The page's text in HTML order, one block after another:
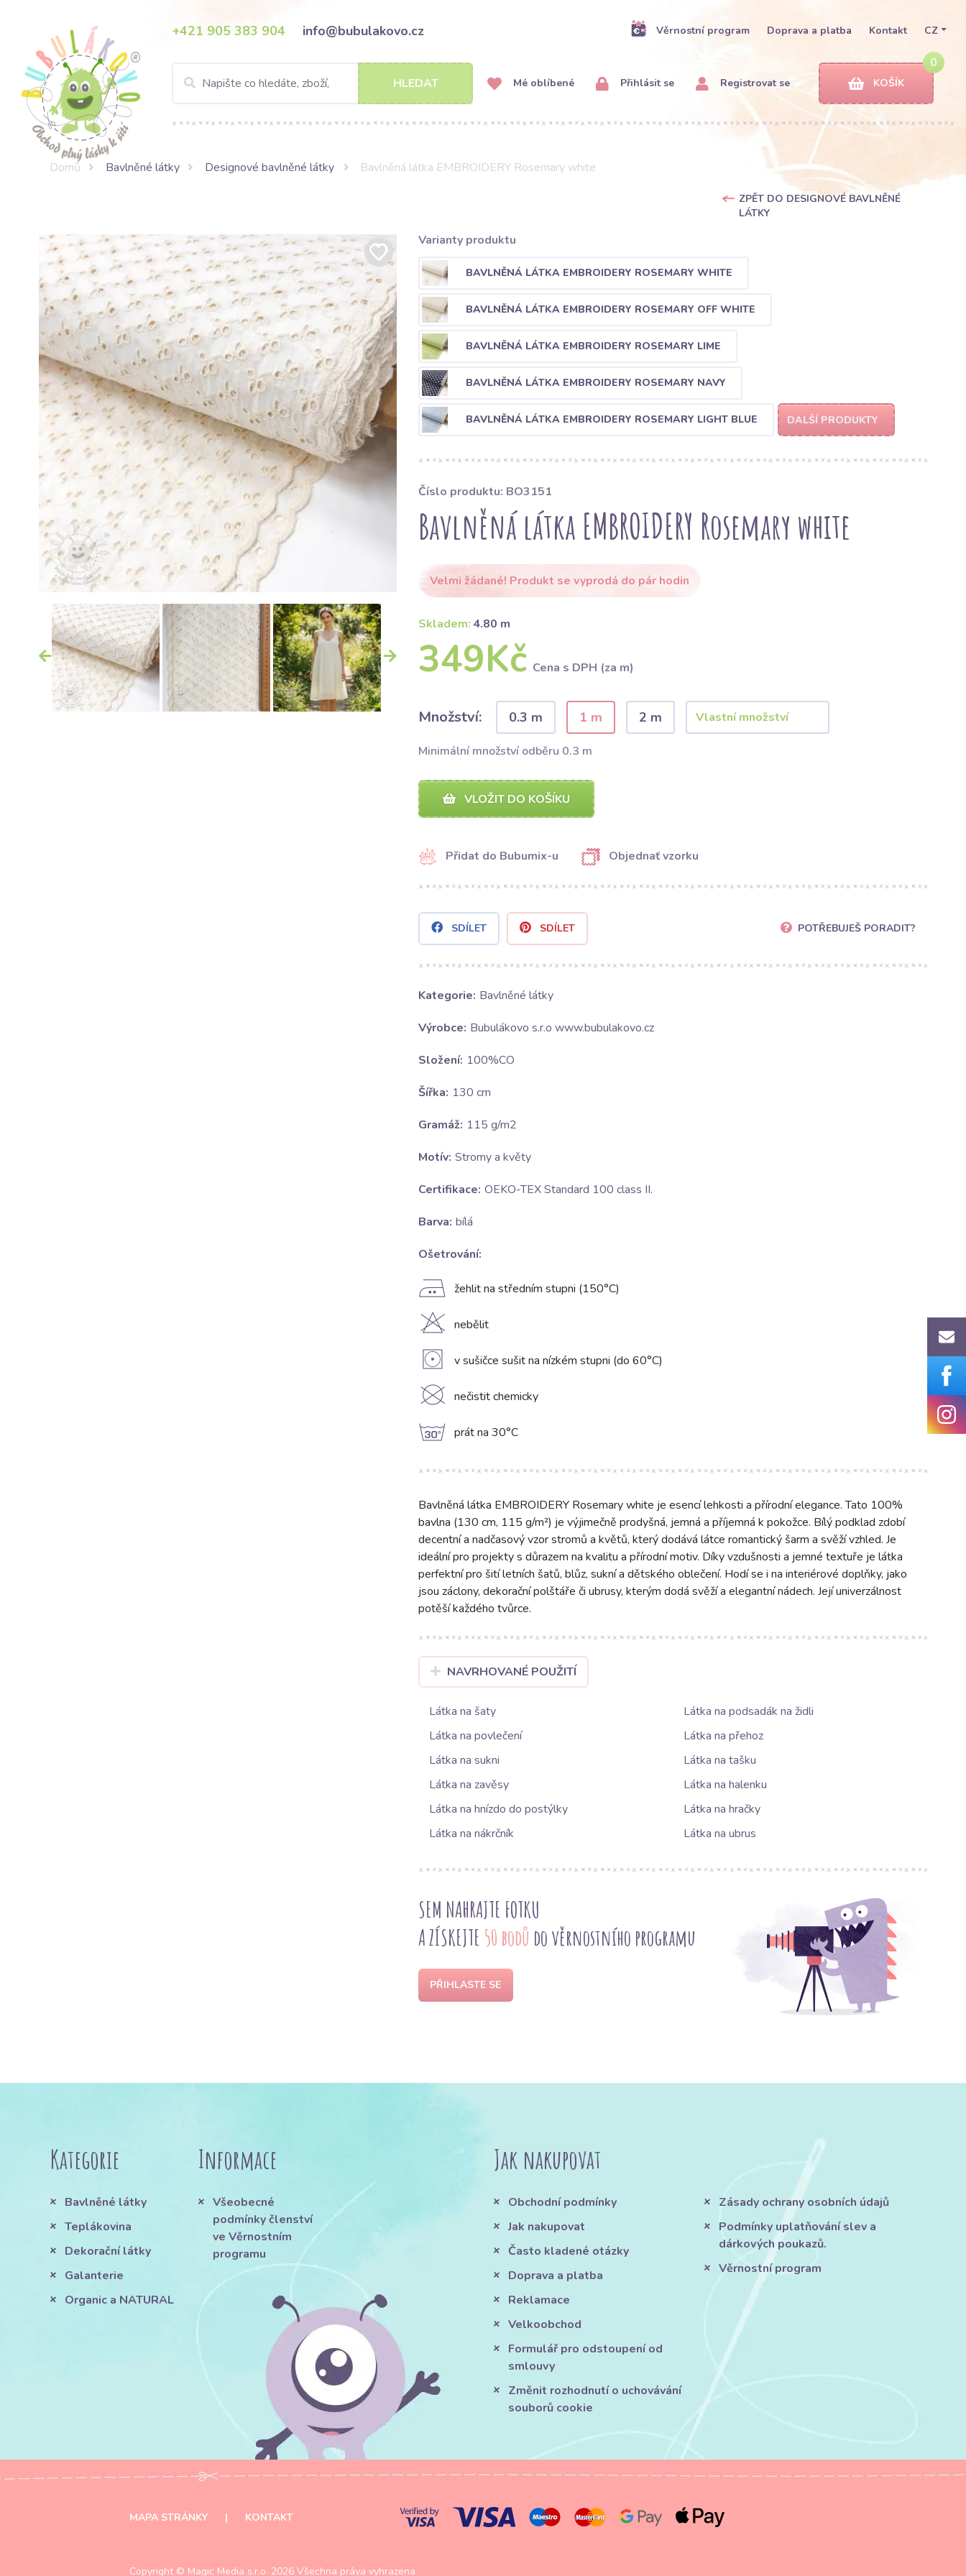
+421 905 383 904 info@bubulakovo.cz Věrnostní program Doprava a platba Kontakt CZ
HLEDAT Mé oblíbené Přihlásit se Registrovat se
0
KOŠÍK
Domů Bavlněné látky Designové bavlněné látky Bavlněná látka EMBROIDERY Rosemary white
ZPĚT DO DESIGNOVÉ BAVLNĚNÉ
LÁTKY
Varianty produktu
BAVLNĚNÁ LÁTKA EMBROIDERY ROSEMARY WHITE
BAVLNĚNÁ LÁTKA EMBROIDERY ROSEMARY OFF WHITE
BAVLNĚNÁ LÁTKA EMBROIDERY ROSEMARY LIME
BAVLNĚNÁ LÁTKA EMBROIDERY ROSEMARY NAVY
BAVLNĚNÁ LÁTKA EMBROIDERY ROSEMARY LIGHT BLUE DALŠÍ PRODUKTY
Číslo produktu: BO3151
Bavlněná látka EMBROIDERY Rosemary white
Velmi žádané! Produkt se vyprodá do pár hodin
Skladem: 4.80 m
349Kč Cena s DPH (za m)
Množství: 0.3 m 1 m 2 m
Minimální množství odběru 0.3 m
VLOŽIT DO KOŠÍKU
Přidat do Bubumix-u Objednať vzorku
SDÍLET SDÍLET POTŘEBUJEŠ PORADIT?
Kategorie: Bavlněné látky
Výrobce: Bubulákovo s.r.o www.bubulakovo.cz
Složení: 100%CO
Šířka: 130 cm
Gramáž: 115 g/m2
Motív: Stromy a květy
Certifikace: OEKO-TEX Standard 100 class II.
Barva: bílá
Ošetrování:
E žehlit na středním stupni (150°C)
H nebělit
V v sušičce sušit na nízkém stupni (do 60°C)
K nečistit chemicky
g prát na 30°C
Bavlněná látka EMBROIDERY Rosemary white je esencí lehkosti a přírodní elegance. Tato 100%
bavlna (130 cm, 115 g/m²) je výjimečně prodyšná, jemná a příjemná k pokožce. Bílý podklad zdobí
decentní a nadčasový vzor stromů a květů, který dodává látce romantický šarm a svěží vzhled. Je
ideální pro projekty s důrazem na kvalitu a přírodní motiv. Díky vzdušnosti a jemné textuře je látka
perfektní pro šití letních šatů, blůz, sukní a dětského oblečení. Hodí se i na interiérové doplňky, jako
jsou záclony, dekorační polštáře či ubrusy, kterým dodá svěží a elegantní nádech. Její univerzálnost
potěší každého tvůrce.
NAVRHOVANÉ POUŽITÍ
Látka na šaty
Látka na podsadák na židli
Látka na povlečení
Látka na přehoz
Látka na sukni
Látka na tašku
Látka na zavěsy
Látka na halenku
Látka na hnízdo do postýlky
Látka na hračky
Látka na nákrčník
Látka na ubrus
SEM NAHRAJTE FOTKU
A ZÍSKEJTE 50 bodů do věrnostního programu
PŘIHLASTE SE
Kategorie
Bavlněné látky
Teplákovina
Dekorační látky
Galanterie
Organic a NATURAL
Informace
Všeobecné
podmínky členství
ve Věrnostním
programu
Jak nakupovat
Obchodní podmínky
Jak nakupovat
Často kladené otázky
Doprava a platba
Reklamace
Velkoobchod
Formulář pro odstoupení od
smlouvy
Změnit rozhodnutí o uchovávání
souborů cookie
Zásady ochrany osobních údajů
Podmínky uplatňování slev a
dárkových poukazů.
Věrnostní program
MAPA STRÁNKY | KONTAKT
Copyright © Magic Media s.r.o. 2026 Všechna práva vyhrazena